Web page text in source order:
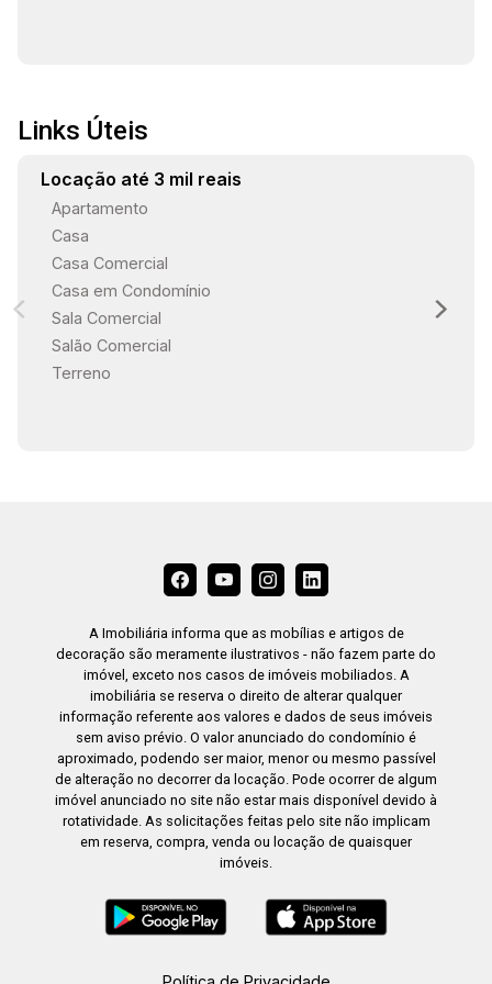
Links Úteis
Locação até 3 mil reais
Apartamento
Casa
Casa Comercial
Casa em Condomínio
Sala Comercial
Salão Comercial
Terreno
A Imobiliária informa que as mobílias e artigos de
decoração são meramente ilustrativos - não fazem parte do
imóvel, exceto nos casos de imóveis mobiliados. A
imobiliária se reserva o direito de alterar qualquer
informação referente aos valores e dados de seus imóveis
sem aviso prévio. O valor anunciado do condomínio é
aproximado, podendo ser maior, menor ou mesmo passível
de alteração no decorrer da locação. Pode ocorrer de algum
imóvel anunciado no site não estar mais disponível devido à
rotatividade. As solicitações feitas pelo site não implicam
em reserva, compra, venda ou locação de quaisquer
imóveis.